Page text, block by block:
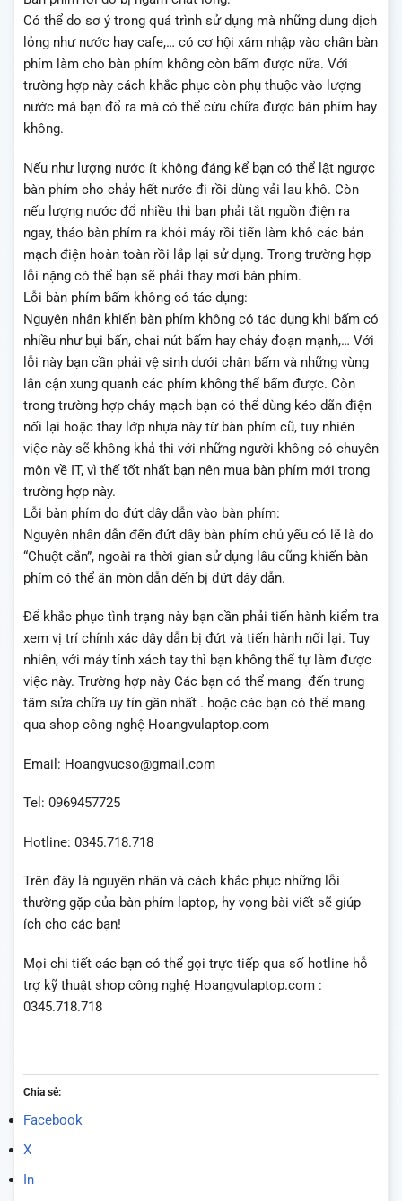
Có thể do sơ ý trong quá trình sử dụng mà những dung dịch
lỏng như nước hay cafe,… có cơ hội xâm nhập vào chân bàn
phím làm cho bàn phím không còn bấm được nữa. Với
trường hợp này cách khắc phục còn phụ thuộc vào lượng
nước mà bạn đổ ra mà có thể cứu chữa được bàn phím hay
không.
Nếu như lượng nước ít không đáng kể bạn có thể lật ngược
bàn phím cho chảy hết nước đi rồi dùng vải lau khô. Còn
nếu lượng nước đổ nhiều thì bạn phải tắt nguồn điện ra
ngay, tháo bàn phím ra khỏi máy rồi tiến làm khô các bản
mạch điện hoàn toàn rồi lắp lại sử dụng. Trong trường hợp
lỗi nặng có thể bạn sẽ phải thay mới bàn phím.
Lỗi bàn phím bấm không có tác dụng:
Nguyên nhân khiến bàn phím không có tác dụng khi bấm có
nhiều như bụi bẩn, chai nút bấm hay cháy đoạn mạnh,… Với
lỗi này bạn cần phải vệ sinh dưới chân bấm và những vùng
lân cận xung quanh các phím không thể bấm được. Còn
trong trường hợp cháy mạch bạn có thể dùng kéo dãn điện
nối lại hoặc thay lớp nhựa này từ bàn phím cũ, tuy nhiên
việc này sẽ không khả thi với những người không có chuyên
môn về IT, vì thế tốt nhất bạn nên mua bàn phím mới trong
trường hợp này.
Lỗi bàn phím do đứt dây dẫn vào bàn phím:
Nguyên nhân dẫn đến đứt dây bàn phím chủ yếu có lẽ là do
“Chuột cắn”, ngoài ra thời gian sử dụng lâu cũng khiến bàn
phím có thể ăn mòn dẫn đến bị đứt dây dẫn.
Để khắc phục tình trạng này bạn cần phải tiến hành kiểm tra
xem vị trí chính xác dây dẫn bị đứt và tiến hành nối lại. Tuy
nhiên, với máy tính xách tay thì bạn không thể tự làm được
việc này. Trường hợp này Các bạn có thể mang đến trung
tâm sửa chữa uy tín gần nhất . hoặc các bạn có thể mang
qua shop công nghệ Hoangvulaptop.com
Email: Hoangvucso@gmail.com
Tel: 0969457725
Hotline: 0345.718.718
Trên đây là nguyên nhân và cách khắc phục những lỗi
thường gặp của bàn phím laptop, hy vọng bài viết sẽ giúp
ích cho các bạn!
Mọi chi tiết các bạn có thể gọi trực tiếp qua số hotline hỗ
trợ kỹ thuật shop công nghệ Hoangvulaptop.com :
0345.718.718
Chia sẻ:
Facebook
X
In